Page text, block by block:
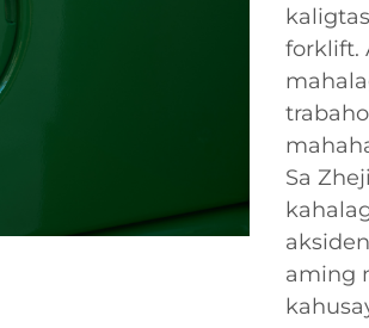
forklift.
Sa
aming